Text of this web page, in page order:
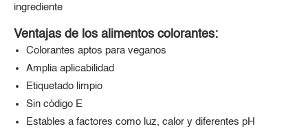
ingrediente
Ventajas de los alimentos colorantes:
Colorantes aptos para veganos
Amplia aplicabilidad
Etiquetado limpio
Sin código E
Estables a factores como luz, calor y diferentes pH